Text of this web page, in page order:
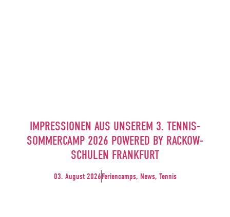
IMPRESSIONEN AUS UNSEREM 3. TENNIS-
SOMMERCAMP 2026 POWERED BY RACKOW-
SCHULEN FRANKFURT
03. August 2026 Feriencamps, News, Tennis